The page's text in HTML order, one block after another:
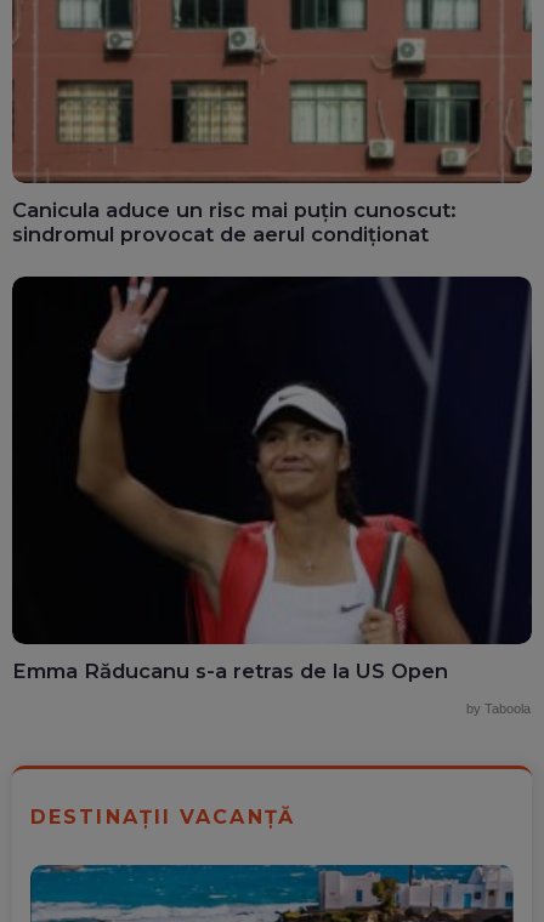
Canicula aduce un risc mai puțin cunoscut:
sindromul provocat de aerul condiționat
Emma Răducanu s-a retras de la US Open
by Taboola
DESTINAȚII VACANȚĂ